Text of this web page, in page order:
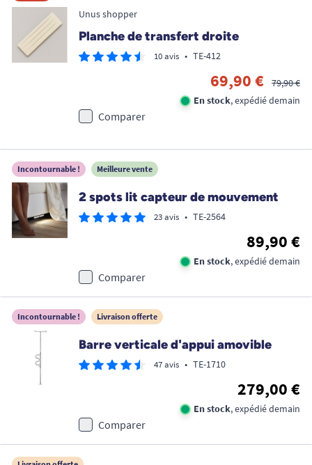
Unus shopper
Planche de transfert droite
10 avis • TE-412
69,90 €
79,90 €
En stock, expédié demain
Comparer
Incontournable ! Meilleure vente
2 spots lit capteur de mouvement
23 avis • TE-2564
89,90 €
En stock, expédié demain
Comparer
Incontournable ! Livraison offerte
Barre verticale d'appui amovible
47 avis • TE-1710
279,00 €
En stock, expédié demain
Comparer